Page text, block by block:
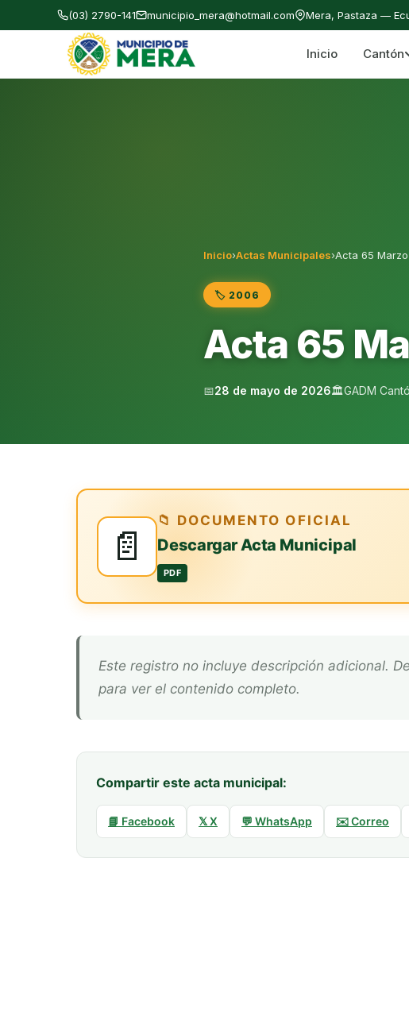
(03) 2790-141 municipio_mera@hotmail.com Mera, Pastaza —
Gobierno Autónomo Descentralizado Municipal del
Inicio Cantón
Inicio›Actas Municipales›Acta 65
🏷️ 2006
Acta 65
📅28 de mayo de 2026🏛️GADM
📄
📁 DOCUMENTO OFICIAL
Descargar Acta Municipal
PDF
Este registro no incluye descripción adicional. Descarga el documento oficial arriba
para ver el contenido completo.
Compartir este acta municipal:
📘 Facebook 𝕏 X 💬 WhatsApp ✉️ Correo